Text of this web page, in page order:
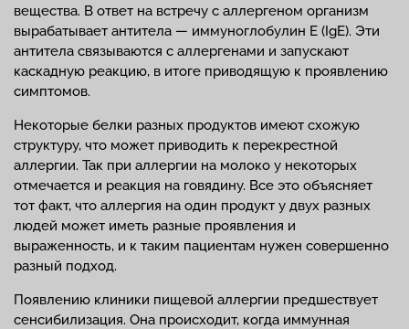
вещества. В ответ на встречу с аллергеном организм
вырабатывает антитела — иммуноглобулин E (IgE). Эти
антитела связываются с аллергенами и запускают
каскадную реакцию, в итоге приводящую к проявлению
симптомов.
Некоторые белки разных продуктов имеют схожую
структуру, что может приводить к перекрестной
аллергии. Так при аллергии на молоко у некоторых
отмечается и реакция на говядину. Все это объясняет
тот факт, что аллергия на один продукт у двух разных
людей может иметь разные проявления и
выраженность, и к таким пациентам нужен совершенно
разный подход.
Появлению клиники пищевой аллергии предшествует
сенсибилизация. Она происходит, когда иммунная